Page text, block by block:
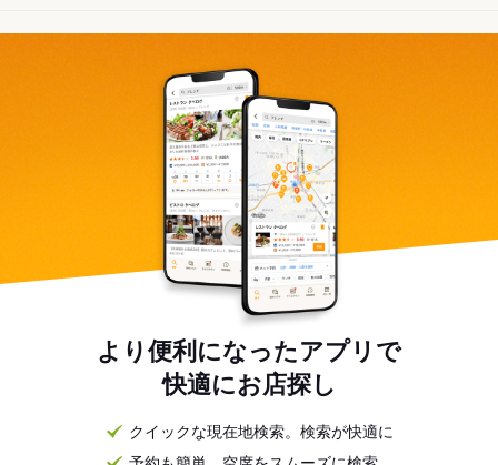
より便利になったアプリで
快適にお店探し
クイックな現在地検索。検索が快適に